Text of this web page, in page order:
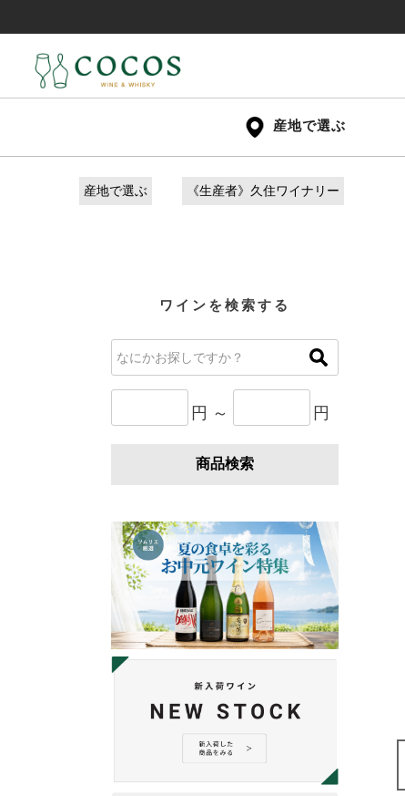
産地で選ぶ
産地で選ぶ 《生産者》久住ワイナリー
ワインを検索する
円 ～ 円
商品検索